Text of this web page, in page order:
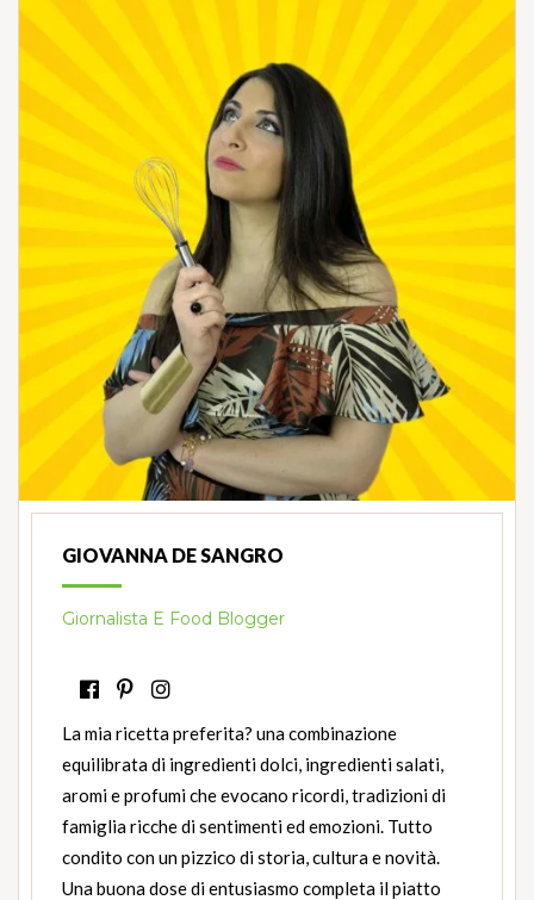
GIOVANNA DE SANGRO
Giornalista E Food Blogger
La mia ricetta preferita? una combinazione
equilibrata di ingredienti dolci, ingredienti salati,
aromi e profumi che evocano ricordi, tradizioni di
famiglia ricche di sentimenti ed emozioni. Tutto
condito con un pizzico di storia, cultura e novità.
Una buona dose di entusiasmo completa il piatto